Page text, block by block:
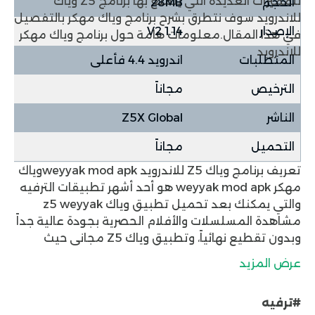
للاندرويد سوف نتطرق بشرح برنامج وياك مهكر بالتفصيل
في هذا المقال.معلومات هامة حول برنامج وياك مهكر
للاندرويد
الإصدار V2.1.14
المتطلبات اندرويد 4.4 فأعلى
الترخيص مجاناً
الناشر Z5X Global
التحميل
مجاناً
تعريف برنامج وياك Z5 للاندرويد weyyak mod apk
وياك
مهكر weyyak mod apk هو أحد أشهر تطبيقات الترفيه
والتي يمكنك بعد تحميل تطبيق وياك z5 weyyak
مشاهدة المسلسلات والأفلام الحصرية بجودة عالية جداً
وبدون تقطيع نهائياً، وتطبيق وياك Z5 مجاني حيث
يمكنك تحميل برنامج وياك بدون دفع أي رسوم نهائياً
عبر موقعنا تطبيقات دوت نت ومن ثم سوف تستمتع
برنامج وياك أو تطبيق Z5 وياك عبر متجر
عرض المزيد
#ترفيه